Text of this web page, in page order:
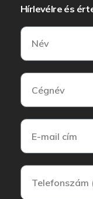
Hírlevélre és